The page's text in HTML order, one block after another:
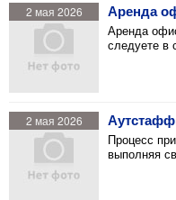
2 мая 2026 Аренда
Аренда
следуете в
2 мая 2026
Процесс
выполняя